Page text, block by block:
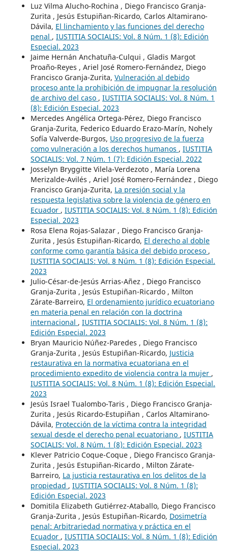
Luz Vilma Alucho-Rochina , Diego Francisco Granja-
Zurita , Jesús Estupiñan-Ricardo, Carlos Altamirano-
Dávila, El linchamiento y las funciones del derecho
penal , IUSTITIA SOCIALIS: Vol. 8 Núm. 1 (8): Edición
Especial. 2023
Jaime Hernán Anchatuña-Culqui , Gladis Margot
Proaño-Reyes , Ariel José Romero-Fernández, Diego
Francisco Granja-Zurita, Vulneración al debido
proceso ante la prohibición de impugnar la resolución
de archivo del caso , IUSTITIA SOCIALIS: Vol. 8 Núm. 1
(8): Edición Especial. 2023
Mercedes Angélica Ortega-Pérez, Diego Francisco
Granja-Zurita, Federico Eduardo Erazo-Marín, Nohely
Sofía Valverde-Burgos, Uso progresivo de la fuerza
como vulneración a los derechos humanos , IUSTITIA
SOCIALIS: Vol. 7 Núm. 1 (7): Edición Especial. 2022
Josselyn Bryggitte Vilela-Verdezoto , María Lorena
Merizalde-Avilés , Ariel José Romero-Fernández , Diego
Francisco Granja-Zurita, La presión social y la
respuesta legislativa sobre la violencia de género en
Ecuador , IUSTITIA SOCIALIS: Vol. 8 Núm. 1 (8): Edición
Especial. 2023
Rosa Elena Rojas-Salazar , Diego Francisco Granja-
Zurita , Jesús Estupiñan-Ricardo, El derecho al doble
conforme como garantía básica del debido proceso ,
IUSTITIA SOCIALIS: Vol. 8 Núm. 1 (8): Edición Especial.
2023
Julio-César-de-Jesús Arrias-Añez , Diego Francisco
Granja-Zurita , Jesús Estupiñan-Ricardo , Milton
Zárate-Barreiro, El ordenamiento jurídico ecuatoriano
en materia penal en relación con la doctrina
internacional , IUSTITIA SOCIALIS: Vol. 8 Núm. 1 (8):
Edición Especial. 2023
Bryan Mauricio Núñez-Paredes , Diego Francisco
Granja-Zurita , Jesús Estupiñan-Ricardo, Justicia
restaurativa en la normativa ecuatoriana en el
procedimiento expedito de violencia contra la mujer ,
IUSTITIA SOCIALIS: Vol. 8 Núm. 1 (8): Edición Especial.
2023
Jesús Israel Tualombo-Taris , Diego Francisco Granja-
Zurita , Jesús Ricardo-Estupiñan , Carlos Altamirano-
Dávila, Protección de la víctima contra la integridad
sexual desde el derecho penal ecuatoriano , IUSTITIA
SOCIALIS: Vol. 8 Núm. 1 (8): Edición Especial. 2023
Klever Patricio Coque-Coque , Diego Francisco Granja-
Zurita , Jesús Estupiñan-Ricardo , Milton Zárate-
Barreiro, La justicia restaurativa en los delitos de la
propiedad , IUSTITIA SOCIALIS: Vol. 8 Núm. 1 (8):
Edición Especial. 2023
Domitila Elizabeth Gutiérrez-Ataballo, Diego Francisco
Granja-Zurita , Jesús Estupiñan-Ricardo, Dosimetría
penal: Arbitrariedad normativa y práctica en el
Ecuador , IUSTITIA SOCIALIS: Vol. 8 Núm. 1 (8): Edición
Especial. 2023